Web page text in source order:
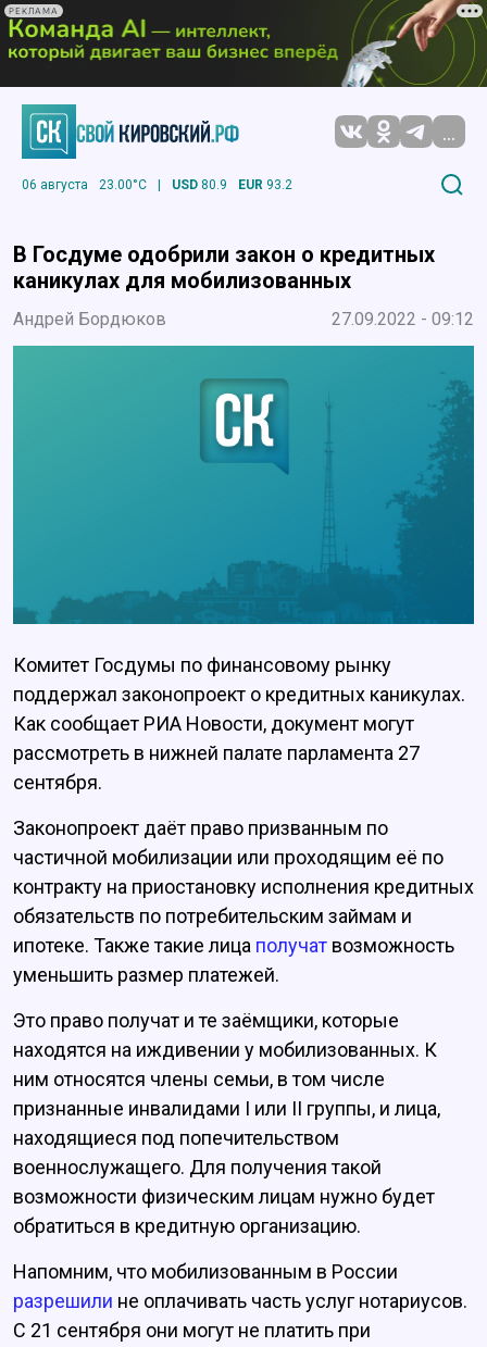
РЕКЛАМА
...
06 августа 23.00°C | USD 80.9 EUR 93.2
В Госдуме одобрили закон о кредитных
каникулах для мобилизованных
Андрей Бордюков 27.09.2022 - 09:12
Комитет Госдумы по финансовому рынку
поддержал законопроект о кредитных каникулах.
Как сообщает РИА Новости, документ могут
рассмотреть в нижней палате парламента 27
сентября.
Законопроект даёт право призванным по
частичной мобилизации или проходящим её по
контракту на приостановку исполнения кредитных
обязательств по потребительским займам и
ипотеке. Также такие лица получат возможность
уменьшить размер платежей.
Это право получат и те заёмщики, которые
находятся на иждивении у мобилизованных. К
ним относятся члены семьи, в том числе
признанные инвалидами I или II группы, и лица,
находящиеся под попечительством
военнослужащего. Для получения такой
возможности физическим лицам нужно будет
обратиться в кредитную организацию.
Напомним, что мобилизованным в России
разрешили не оплачивать часть услуг нотариусов.
С 21 сентября они могут не платить при